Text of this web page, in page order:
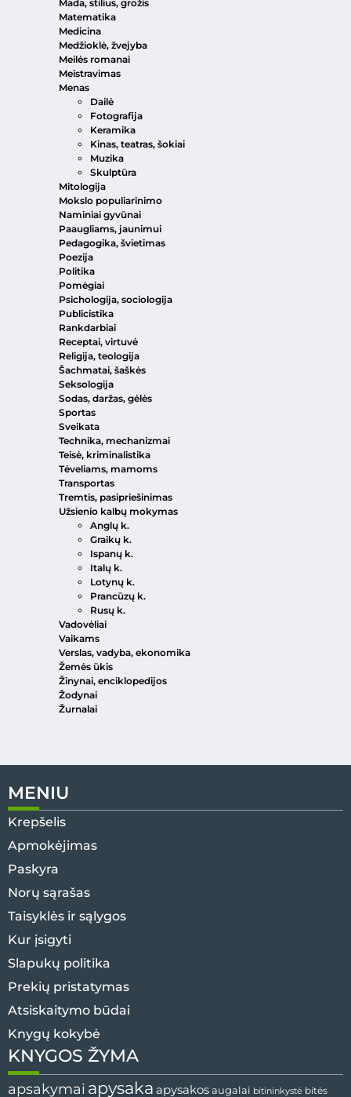
Mada, stilius, grožis
Matematika
Medicina
Medžioklė, žvejyba
Meilės romanai
Meistravimas
Menas
Dailė
Fotografija
Keramika
Kinas, teatras, šokiai
Muzika
Skulptūra
Mitologija
Mokslo populiarinimo
Naminiai gyvūnai
Paaugliams, jaunimui
Pedagogika, švietimas
Poezija
Politika
Pomėgiai
Psichologija, sociologija
Publicistika
Rankdarbiai
Receptai, virtuvė
Religija, teologija
Šachmatai, šaškės
Seksologija
Sodas, daržas, gėlės
Sportas
Sveikata
Technika, mechanizmai
Teisė, kriminalistika
Tėveliams, mamoms
Transportas
Tremtis, pasipriešinimas
Užsienio kalbų mokymas
Anglų k.
Graikų k.
Ispanų k.
Italų k.
Lotynų k.
Prancūzų k.
Rusų k.
Vadovėliai
Vaikams
Verslas, vadyba, ekonomika
Žemės ūkis
Žinynai, enciklopedijos
Žodynai
Žurnalai
MENIU
Krepšelis
Apmokėjimas
Paskyra
Norų sąrašas
Taisyklės ir sąlygos
Kur įsigyti
Slapukų politika
Prekių pristatymas
Atsiskaitymo būdai
Knygų kokybė
KNYGOS ŽYMA
apsakymai apysaka apysakos augalai bitininkystė bitės